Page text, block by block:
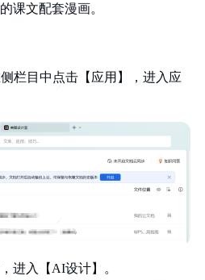
课文配套漫画。
栏目中点击【应用】，进入应
进入【AI设计】。